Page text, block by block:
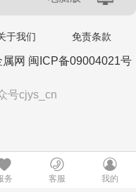
于我们 免责条款
网 闽ICP备09004021号
号cjys_cn
务 客服 我的